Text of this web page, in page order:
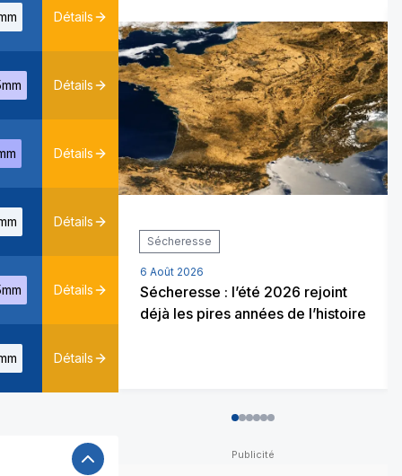
Détails
Détails
Détails
Détails
Détails
Détails
rejoint
Orage / Grêle
6 Août 2026
Météo du week-end : jusqu’à
37°C avant de forts orages de